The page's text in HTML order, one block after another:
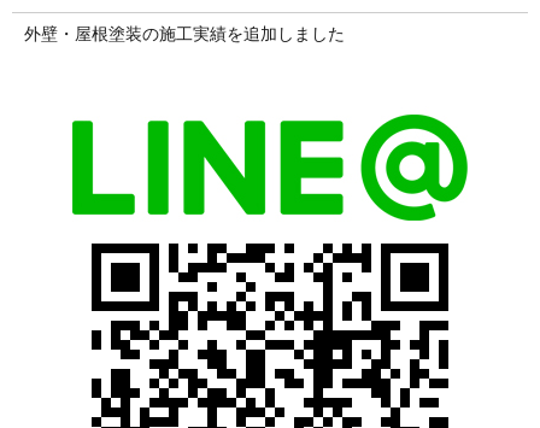
外壁・屋根塗装の施工実績を追加しました